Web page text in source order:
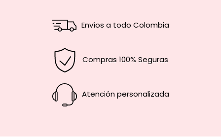
Envíos a todo Colombia
Compras 100% Seguras
Atención personalizada